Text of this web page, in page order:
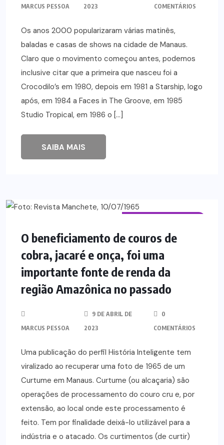
MARCUS PESSOA 2023 COMENTÁRIOS
Os anos 2000 popularizaram várias matinês,
baladas e casas de shows na cidade de Manaus.
Claro que o movimento começou antes, podemos
inclusive citar que a primeira que nasceu foi a
Crocodilo’s em 1980, depois em 1981 a Starship, logo
após, em 1984 a Faces in The Groove, em 1985
Studio Tropical, em 1986 o […]
SAIBA MAIS
O beneficiamento de couros de
cobra, jacaré e onça, foi uma
importante fonte de renda da
região Amazônica no passado
MARCUS PESSOA
9 DE ABRIL DE
2023
0
COMENTÁRIOS
Uma publicação do perfil História Inteligente tem
viralizado ao recuperar uma foto de 1965 de um
Curtume em Manaus. Curtume (ou alcaçaria) são
operações de processamento do couro cru e, por
extensão, ao local onde este processamento é
feito. Tem por finalidade deixá-lo utilizável para a
indústria e o atacado. Os curtimentos (de curtir)